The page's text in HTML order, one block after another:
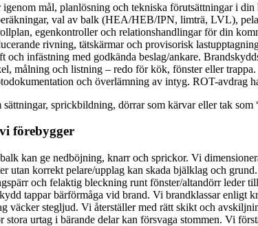
mål, planlösning och tekniska förutsättningar i
val av balk (HEA/HEB/IPN, limträ, LVL),
egenkontroller och relationshandlingar för din
rivning, tätskärmar och provisorisk
infästning med godkända beslag/ankare.
målning och listning – redo för kök, fönster eller trappa.
och överlämning av intyg. ROT-avdrag
sprickbildning, dörrar som kärvar eller tak
förebygger
kan ge nedböjning, knarr och sprickor. Vi
utan korrekt pelare/upplag kan skada bjälklag och
och felaktig bleckning runt fönster/altandörr leder
tappar bärförmåga vid brand. Vi brandklassar enligt
väcker stegljud. Vi återställer med rätt skikt och
stora urtag i bärande delar kan försvaga stommen. Vi